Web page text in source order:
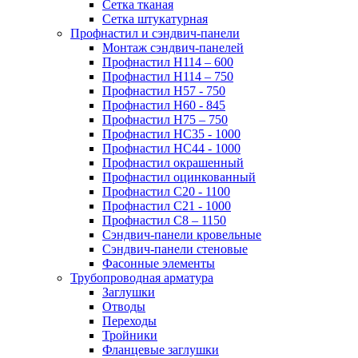
Сетка тканая
Сетка штукатурная
Профнастил и сэндвич-панели
Монтаж сэндвич-панелей
Профнастил Н114 – 600
Профнастил Н114 – 750
Профнастил Н57 - 750
Профнастил Н60 - 845
Профнастил Н75 – 750
Профнастил НС35 - 1000
Профнастил НС44 - 1000
Профнастил окрашенный
Профнастил оцинкованный
Профнастил С20 - 1100
Профнастил С21 - 1000
Профнастил С8 – 1150
Сэндвич-панели кровельные
Сэндвич-панели стеновые
Фасонные элементы
Трубопроводная арматура
Заглушки
Отводы
Переходы
Тройники
Фланцевые заглушки